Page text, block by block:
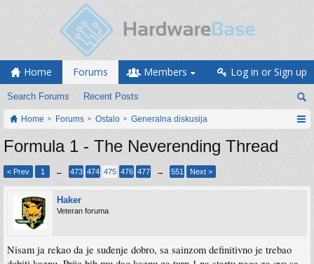
Home Forums
Search Forums Recent Posts
Members Log in or Sign up
Home Forums Ostalo Generalna diskusija
Formula 1 - The Neverending Thread
< Prev 1 ← 473 474 475 476 477 → 551 Next >
Haker
Veteran foruma
Nisam ja rekao da je suđenje dobro, sa sainzom definitivno je trebao